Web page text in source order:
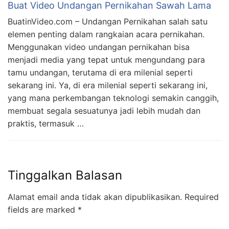
Buat Video Undangan Pernikahan Sawah Lama
BuatinVideo.com – Undangan Pernikahan salah satu
elemen penting dalam rangkaian acara pernikahan.
Menggunakan video undangan pernikahan bisa
menjadi media yang tepat untuk mengundang para
tamu undangan, terutama di era milenial seperti
sekarang ini. Ya, di era milenial seperti sekarang ini,
yang mana perkembangan teknologi semakin canggih,
membuat segala sesuatunya jadi lebih mudah dan
praktis, termasuk …
Tinggalkan Balasan
Alamat email anda tidak akan dipublikasikan. Required
fields are marked *